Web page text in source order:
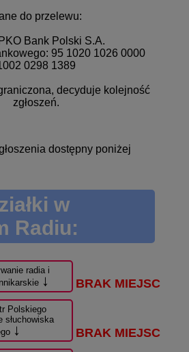
do przelewu:
Bank Polski S.A.
95 1020 1026 0000
0298 1389
decyduje kolejność
zgłoszeń.
dostępny poniżej
w
Radiu:
radia i
↓
Polskiego
słuchowiska
↓